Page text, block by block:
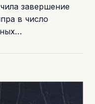
завершение
в число